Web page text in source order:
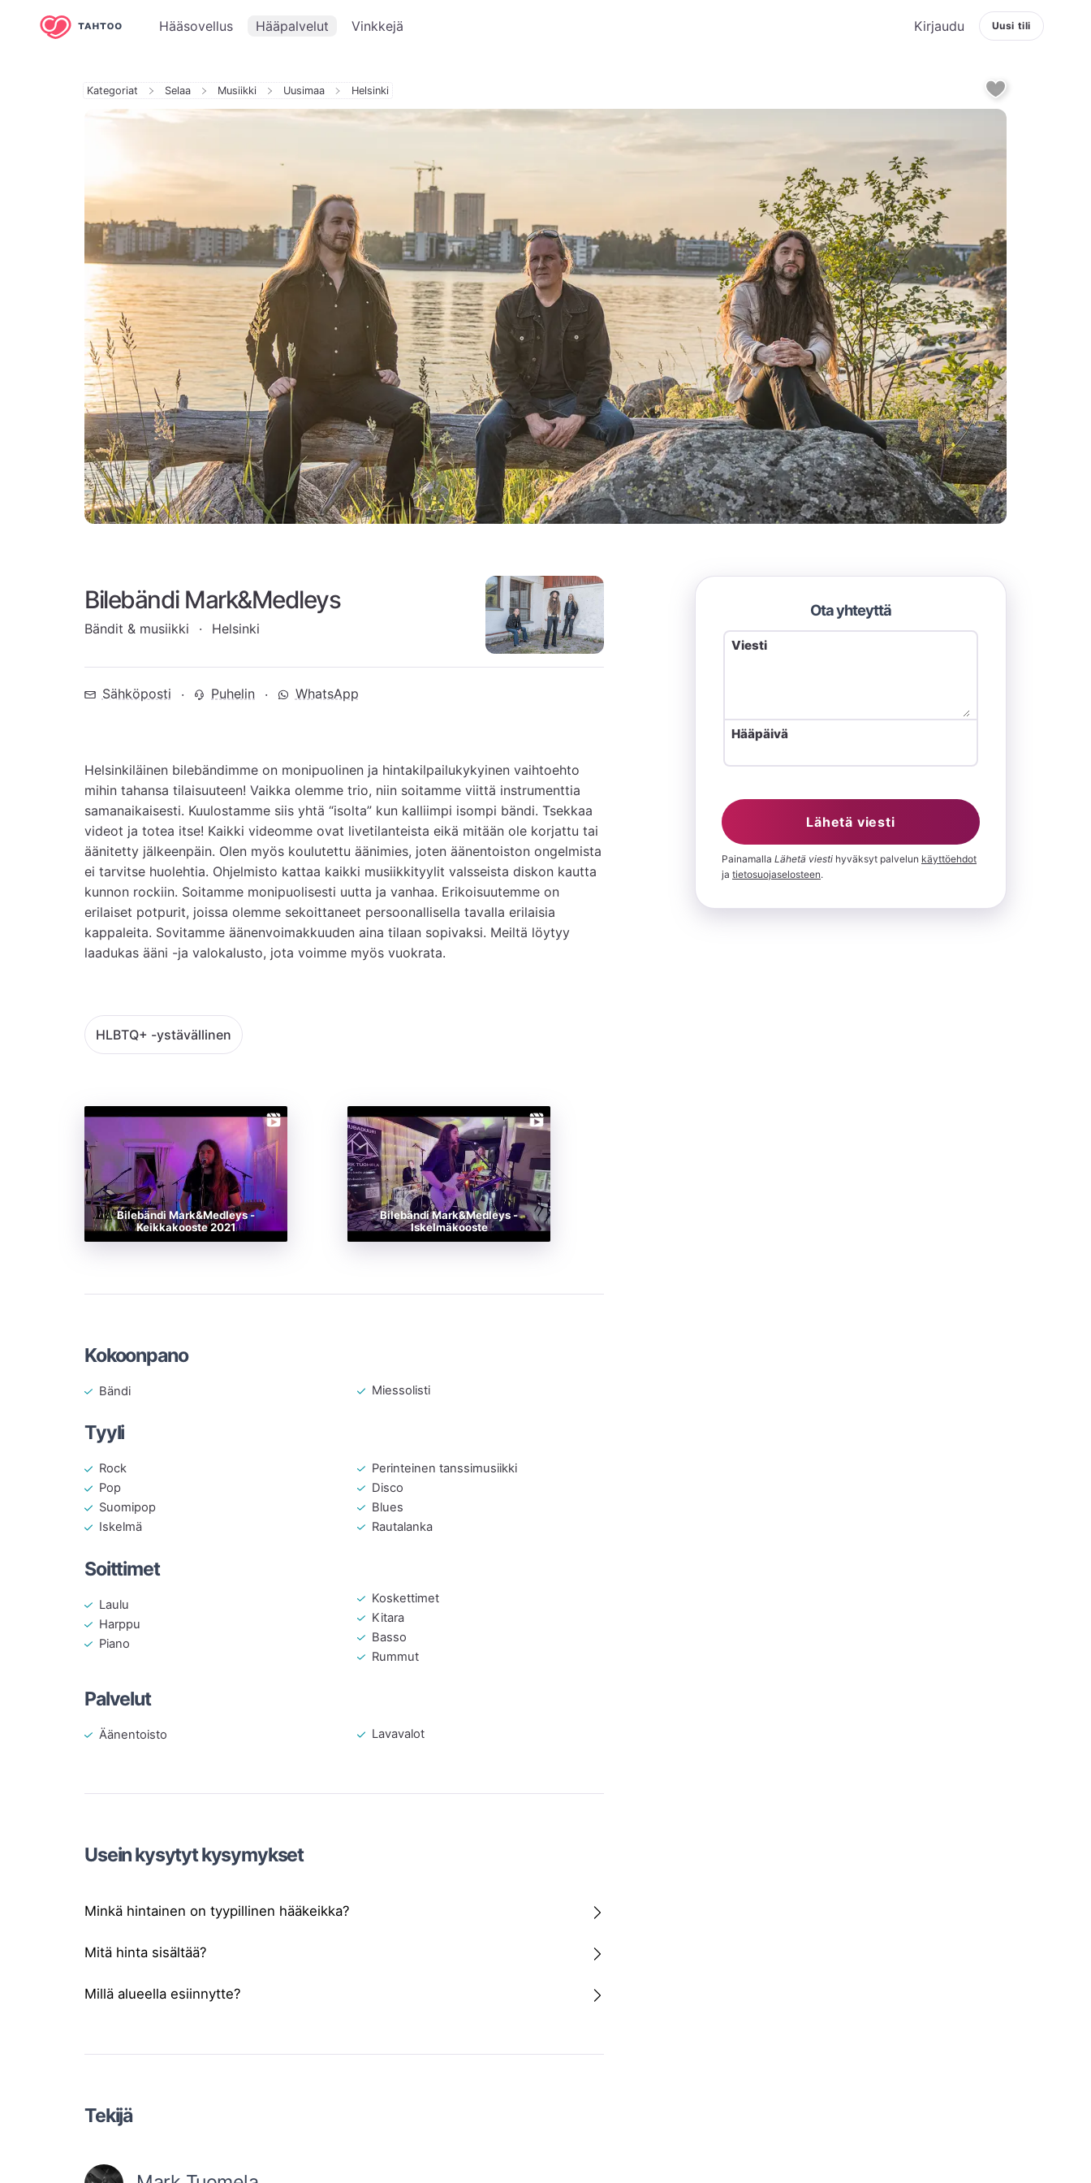
Hääsovellus Hääpalvelut Vinkkejä Kirjaudu Uusi tili
Kategoriat Selaa Musiikki Uusimaa Helsinki
Bilebändi Mark&Medleys
Bändit & musiikki Helsinki
Sähköposti Puhelin WhatsApp
Helsinkiläinen bilebändimme on monipuolinen ja hintakilpailukykyinen vaihtoehto
mihin tahansa tilaisuuteen! Vaikka olemme trio, niin soitamme viittä instrumenttia
samanaikaisesti. Kuulostamme siis yhtä “isolta” kun kalliimpi isompi bändi. Tsekkaa
videot ja totea itse! Kaikki videomme ovat livetilanteista eikä mitään ole korjattu tai
äänitetty jälkeenpäin. Olen myös koulutettu äänimies, joten äänentoiston ongelmista
ei tarvitse huolehtia. Ohjelmisto kattaa kaikki musiikkityylit valsseista diskon kautta
kunnon rockiin. Soitamme monipuolisesti uutta ja vanhaa. Erikoisuutemme on
erilaiset potpurit, joissa olemme sekoittaneet persoonallisella tavalla erilaisia
kappaleita. Sovitamme äänenvoimakkuuden aina tilaan sopivaksi. Meiltä löytyy
laadukas ääni -ja valokalusto, jota voimme myös vuokrata.
HLBTQ+ -ystävällinen
Bilebändi Mark&Medleys -
Keikkakooste 2021
Bilebändi Mark&Medleys -
Iskelmäkooste
Kokoonpano
Bändi Miessolisti
Tyyli
Rock
Pop
Suomipop
Iskelmä
Perinteinen tanssimusiikki
Disco
Blues
Rautalanka
Soittimet
Laulu
Harppu
Piano
Koskettimet
Kitara
Basso
Rummut
Palvelut
Äänentoisto Lavavalot
Usein kysytyt kysymykset
Minkä hintainen on tyypillinen hääkeikka?
Mitä hinta sisältää?
Millä alueella esiinnytte?
Ota yhteyttä
Viesti
Hääpäivä
Lähetä viesti
Painamalla ⁨Lähetä viesti⁩ hyväksyt palvelun käyttöehdot
ja tietosuojaselosteen.
Tekijä